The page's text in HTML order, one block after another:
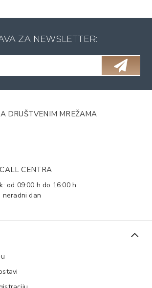
ZA NEWSLETTER:
DRUŠTVENIM MREŽAMA
CENTRA
od 09:00 h do 16:00 h
neradni dan